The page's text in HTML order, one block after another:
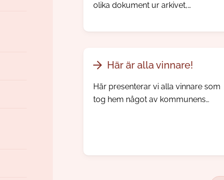
olika dokument ur arkivet,
visa vilken stor variation som finns i
idag.Här är alla vinnare!
Här presenterar vi alla vinnare som
tog hem något av kommunens